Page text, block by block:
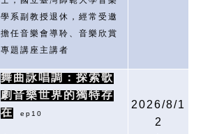
學系副教授退休，經常受邀
擔任音樂會導聆、音樂欣賞
專題講座主講者
舞曲詠唱調：探索歌
劇音樂世界的獨特存
在
ep10
2026/8/1
2